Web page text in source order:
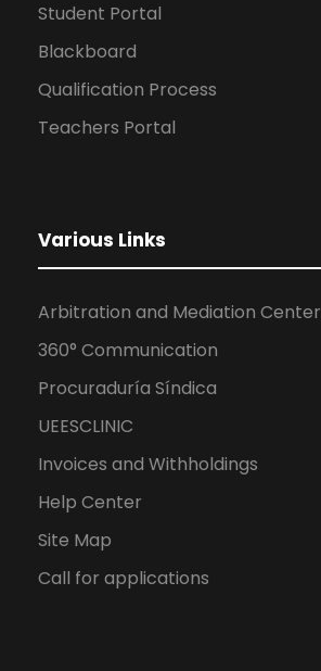
Student Portal
Blackboard
Qualification Process
Teachers Portal
Various Links
Arbitration and Mediation Center
360° Communication
Procuraduría Síndica
UEESCLINIC
Invoices and Withholdings
Help Center
Site Map
Call for applications